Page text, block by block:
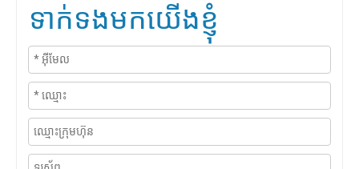
ទាក់ទងមកយើងខ្ញុំ